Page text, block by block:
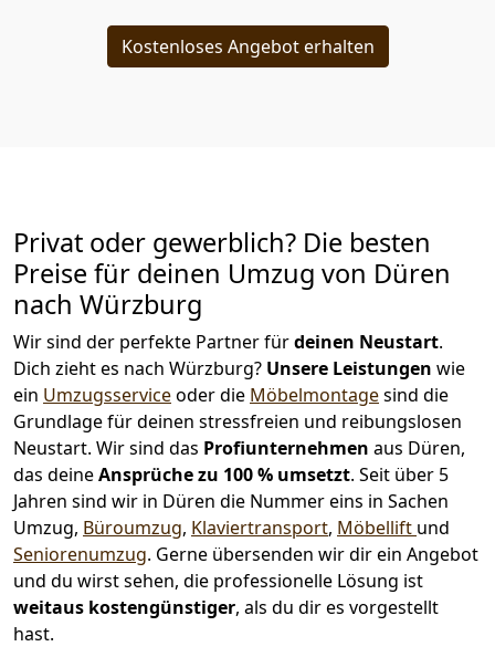
Kostenloses Angebot erhalten
Privat oder gewerblich? Die besten
Preise für deinen Umzug von Düren
nach Würzburg
Wir sind der perfekte Partner fürdeinen Neustart.
Dich zieht es nach Würzburg? Unsere Leistungen wie
ein Umzugsserviceoder die Möbelmontagesind die
Grundlage für deinen stressfreien und reibungslosen
Neustart. Wir sind das Profiunternehmen aus Düren,
das deineAnsprüche zu 100 % umsetzt. Seit über 5
Jahren sind wir in Düren die Nummer eins in Sachen
Umzug, Büroumzug, Klaviertransport, Möbellift und
Seniorenumzug. Gerne übersenden wir dir ein Angebot
und du wirst sehen, die professionelle Lösung ist
weitaus kostengünstiger, als du dir es vorgestellt
hast.